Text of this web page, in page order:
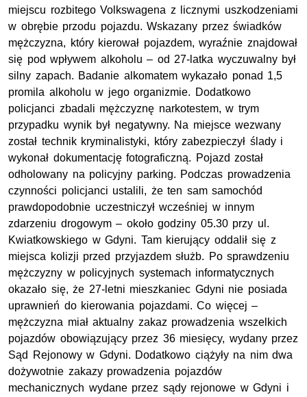
miejscu rozbitego Volkswagena z licznymi uszkodzeniami
w obrębie przodu pojazdu. Wskazany przez świadków
mężczyzna, który kierował pojazdem, wyraźnie znajdował
się pod wpływem alkoholu – od 27-latka wyczuwalny był
silny zapach. Badanie alkomatem wykazało ponad 1,5
promila alkoholu w jego organizmie. Dodatkowo
policjanci zbadali mężczyznę narkotestem, w trym
przypadku wynik był negatywny. Na miejsce wezwany
został technik kryminalistyki, który zabezpieczył ślady i
wykonał dokumentację fotograficzną. Pojazd został
odholowany na policyjny parking. Podczas prowadzenia
czynności policjanci ustalili, że ten sam samochód
prawdopodobnie uczestniczył wcześniej w innym
zdarzeniu drogowym – około godziny 05.30 przy ul.
Kwiatkowskiego w Gdyni. Tam kierujący oddalił się z
miejsca kolizji przed przyjazdem służb. Po sprawdzeniu
mężczyzny w policyjnych systemach informatycznych
okazało się, że 27-letni mieszkaniec Gdyni nie posiada
uprawnień do kierowania pojazdami. Co więcej –
mężczyzna miał aktualny zakaz prowadzenia wszelkich
pojazdów obowiązujący przez 36 miesięcy, wydany przez
Sąd Rejonowy w Gdyni. Dodatkowo ciążyły na nim dwa
dożywotnie zakazy prowadzenia pojazdów
mechanicznych wydane przez sądy rejonowe w Gdyni i